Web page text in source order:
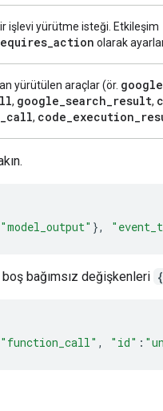
işlevi yürütme isteği. Etkileşim
_action olarak
yürütülen araçlar (ör. google
, google_search_result,
_call, code_execution_
"model_output" },
boş bağımsız değişkenleri
"function_call" , "id" :